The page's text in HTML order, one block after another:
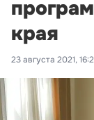
края
23 августа 2021,